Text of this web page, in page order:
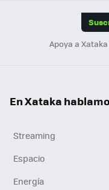
Apoya a
En Xataka
Streaming
Espacio
Energía